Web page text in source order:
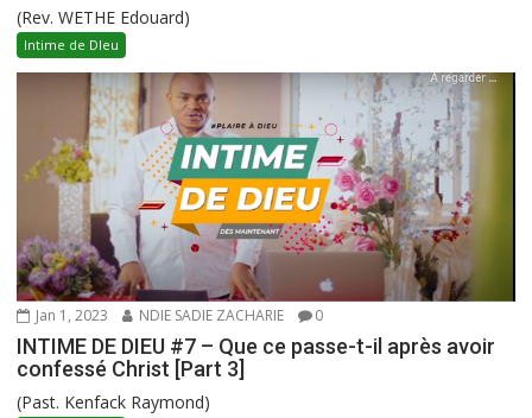
(Rev. WETHE Edouard)
Intime de DIeu
Jan 1, 2023 NDIE SADIE ZACHARIE 0
INTIME DE DIEU #7 – Que ce passe-t-il après avoir
confessé Christ [Part 3]
(Past. Kenfack Raymond)